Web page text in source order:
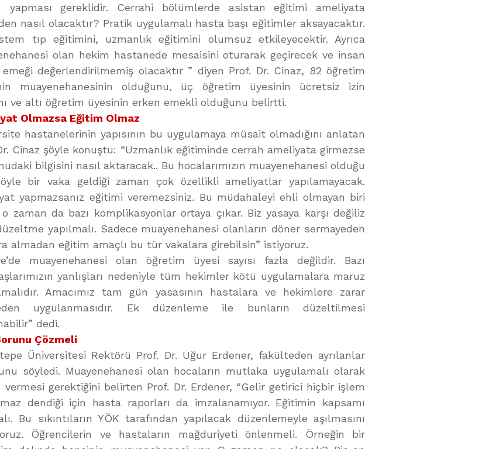
yapması gereklidir. Cerrahi bölümlerde asistan eğitimi ameliyata
nasıl olacaktır? Pratik uygulamalı hasta başı eğitimler aksayacaktır.
tıp eğitimini, uzmanlık eğitimini olumsuz etkileyecektir. Ayrıca
olan hekim hastanede mesaisini oturarak geçirecek ve insan
değerlendirilmemiş olacaktır ” diyen Prof. Dr. Cinaz, 82 öğretim
muayenehanesinin olduğunu, üç öğretim üyesinin ücretsiz izin
ve altı öğretim üyesinin erken emekli olduğunu belirtti.
Olmazsa Eğitim Olmaz
hastanelerinin yapısının bu uygulamaya müsait olmadığını anlatan
Cinaz şöyle konuştu: “Uzmanlık eğitiminde cerrah ameliyata girmezse
bilgisini nasıl aktaracak.. Bu hocalarımızın muayenehanesi olduğu
bir vaka geldiği zaman çok özellikli ameliyatlar yapılamayacak.
yapmazsanız eğitimi veremezsiniz. Bu müdahaleyi ehli olmayan biri
zaman da bazı komplikasyonlar ortaya çıkar. Biz yasaya karşı değiliz
yapılmalı. Sadece muayenehanesi olanların döner sermayeden
almadan eğitim amaçlı bu tür vakalara girebilsin” istiyoruz.
muayenehanesi olan öğretim üyesi sayısı fazla değildir. Bazı
yanlışları nedeniyle tüm hekimler kötü uygulamalara maruz
Amacımız tam gün yasasının hastalara ve hekimlere zarar
uygulanmasıdır. Ek düzenleme ile bunların düzeltilmesi
dedi.
Çözmeli
Üniversitesi Rektörü Prof. Dr. Uğur Erdener, fakülteden ayrılanlar
söyledi. Muayenehanesi olan hocaların mutlaka uygulamalı olarak
vermesi gerektiğini belirten Prof. Dr. Erdener, “Gelir getirici hiçbir işlem
dendiği için hasta raporları da imzalanamıyor. Eğitimin kapsamı
Bu sıkıntıların YÖK tarafından yapılacak düzenlemeyle aşılmasını
Öğrencilerin ve hastaların mağduriyeti önlenmeli. Örneğin bir